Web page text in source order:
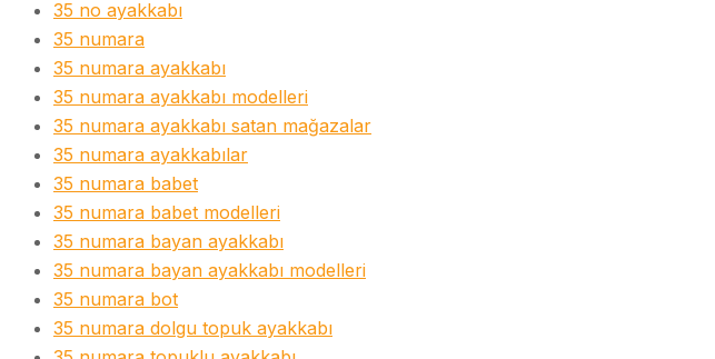
35 no ayakkabı
35 numara
35 numara ayakkabı
35 numara ayakkabı modelleri
35 numara ayakkabı satan mağazalar
35 numara ayakkabılar
35 numara babet
35 numara babet modelleri
35 numara bayan ayakkabı
35 numara bayan ayakkabı modelleri
35 numara bot
35 numara dolgu topuk ayakkabı